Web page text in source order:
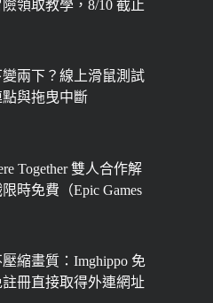
領取教學，8/10 截止
兩下？線上滑鼠測試
與拖曳中斷
Together 雙人合作解
時免費（Epic Games
縮畫質：Imghippo 免
冊直接取得外連網址